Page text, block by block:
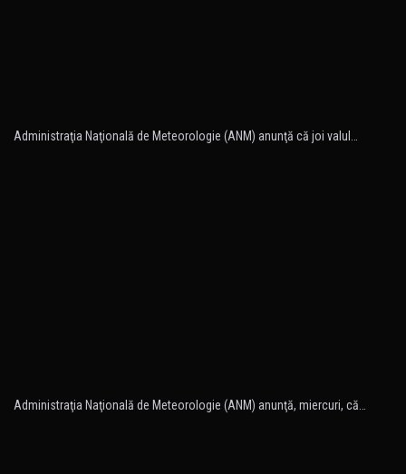
Administraţia Naţională de Meteorologie (ANM) anunţă că joi valul…
Administraţia Naţională de Meteorologie (ANM) anunţă, miercuri, că…